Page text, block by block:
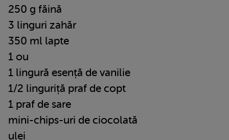
250 g făină
3 linguri zahăr
350 ml lapte
1 ou
1 lingură esență de vanilie
1/2 linguriță praf de copt
1 praf de sare
mini-chips-uri de ciocolată
ulei